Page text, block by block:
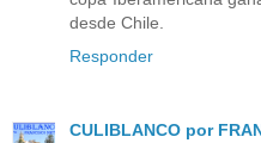
desde Chile.
Responder
CULIBLANCO por